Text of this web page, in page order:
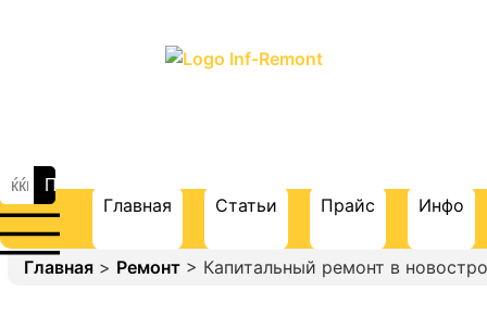
Главная Статьи Прайс Инфо
Главная > Ремонт > Капитальный ремонт в